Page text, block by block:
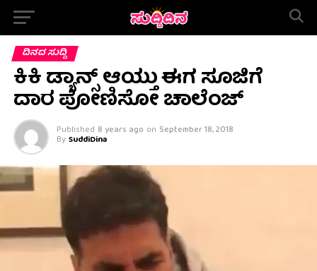
ದಿನದ ಸುದ್ದಿ
ಕಿಕಿ ಡ್ಯಾನ್ಸ್ ಆಯ್ತು ಈಗ ಸೂಜಿಗೆ
ದಾರ ಪೋಣಿಸೋ ಚಾಲೆಂಜ್
Published 8 years ago on September 18, 2018
By SuddiDina